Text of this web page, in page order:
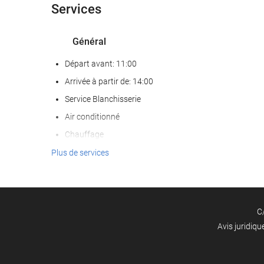
Services
Général
Départ avant: 11:00
Arrivée à partir de: 14:00
Service Blanchisserie
Air conditionné
Chauffage
Chambres Non-fumeurs
Zone fumeurs
Les animaux de compagnie ne sont pas acceptés
Plus de services
Avis